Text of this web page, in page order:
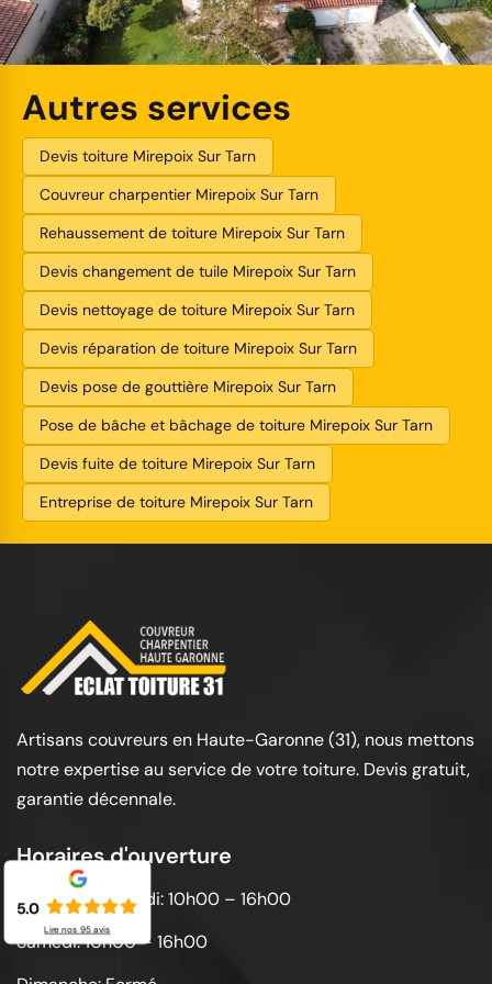
Autres services
Devis toiture Mirepoix Sur Tarn
Couvreur charpentier Mirepoix Sur Tarn
Rehaussement de toiture Mirepoix Sur Tarn
Devis changement de tuile Mirepoix Sur Tarn
Devis nettoyage de toiture Mirepoix Sur Tarn
Devis réparation de toiture Mirepoix Sur Tarn
Devis pose de gouttière Mirepoix Sur Tarn
Pose de bâche et bâchage de toiture Mirepoix Sur Tarn
Devis fuite de toiture Mirepoix Sur Tarn
Entreprise de toiture Mirepoix Sur Tarn
Artisans couvreurs en Haute-Garonne (31), nous mettons
notre expertise au service de votre toiture. Devis gratuit,
garantie décennale.
Horaires d'ouverture
Lundi au vendredi: 10h00 – 16h00
Samedi: 10h00 – 16h00
5.0
Lire nos 95avis